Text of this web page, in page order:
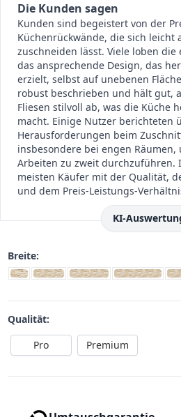
Die Kunden sagen
Kunden sind begeistert von der
Küchenrückwände, die sich leicht
zuschneiden lässt. Viele loben
das ansprechende Design, das
erzielt, selbst auf unebenen
robust beschrieben und hält gut,
Fliesen stilvoll ab, was die Küche
macht. Einige Nutzer berichteten
Herausforderungen beim
insbesondere bei engen
Arbeiten zu zweit durchzuführen.
meisten Käufer mit der Qualität,
und dem Preis-Leistungs-
KI-
Breite:
Qualität:
Pro
Premium